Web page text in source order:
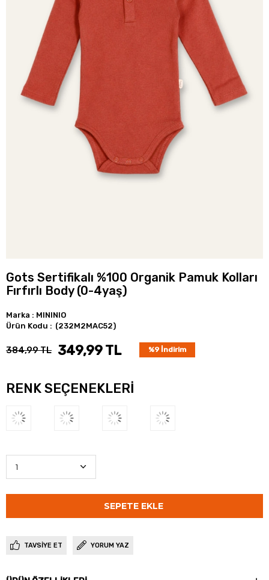
Gots Sertifikalı %100 Organik Pamuk Kolları
Fırfırlı Body (0-4yaş)
Marka : MININIO
(232M2MAC52)
384,99 TL 349,99 TL %9 İndirim
RENK SEÇENEKLERI
TAVSIYE ET YORUM YAZ